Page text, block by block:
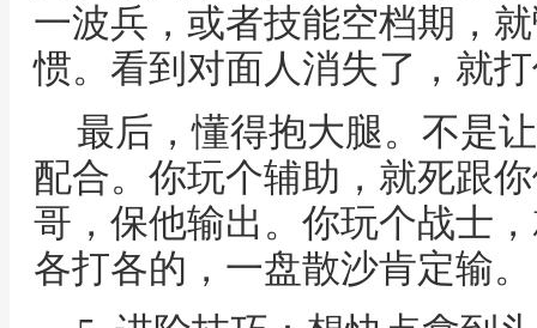
一波兵，或者技能空档期，
惯。看到对面人消失了，就
最后，懂得抱大腿。不是
配合。你玩个辅助，就死跟
哥，保他输出。你玩个战士
各打各的，一盘散沙肯定输。